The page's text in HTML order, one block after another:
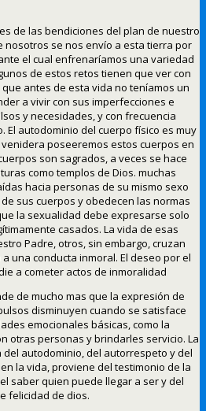
de las bendiciones del plan de nuestro
nosotros se nos envío a esta tierra por
el cual enfrenaríamos una variedad
de estos retos tienen que ver con
antes de esta vida no teníamos un
a vivir con sus imperfecciones e
y necesidades, y con frecuencia
El autodominio del cuerpo físico es muy
poseeremos estos cuerpos en
son sagrados, a veces se hace
como templos de Dios. muchas
hacia personas de su mismo sexo
sus cuerpos y obedecen las normas
la sexualidad debe expresarse solo
casados. La vida de esas
Padre, otros, sin embargo, cruzan
una conducta inmoral. El deseo por el
a cometer actos de inmoralidad
de mucho mas que la expresión de
disminuyen cuando se satisface
emocionales básicas, como la
otras personas y brindarles servicio. La
autodominio, del autorrespeto y del
la vida, proviene del testimonio de la
saber quien puede llegar a ser y del
felicidad de dios.